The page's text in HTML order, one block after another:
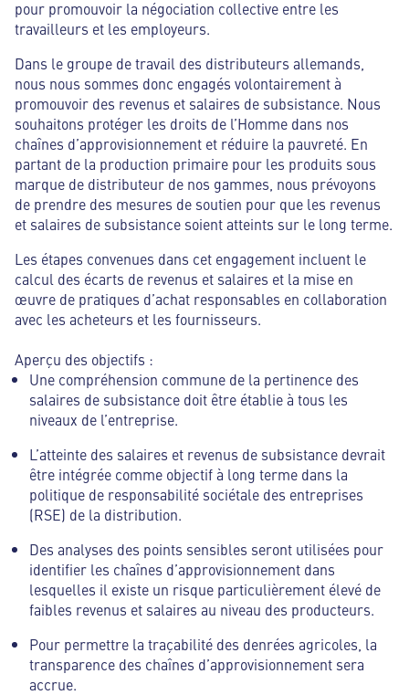
pour promouvoir la négociation collective entre les
travailleurs et les employeurs.
Dans le groupe de travail des distributeurs allemands,
nous nous sommes donc engagés volontairement à
promouvoir des revenus et salaires de subsistance. Nous
souhaitons protéger les droits de l’Homme dans nos
chaînes d’approvisionnement et réduire la pauvreté. En
partant de la production primaire pour les produits sous
marque de distributeur de nos gammes, nous prévoyons
de prendre des mesures de soutien pour que les revenus
et salaires de subsistance soient atteints sur le long terme.
Les étapes convenues dans cet engagement incluent le
calcul des écarts de revenus et salaires et la mise en
œuvre de pratiques d’achat responsables en collaboration
avec les acheteurs et les fournisseurs.
Aperçu des objectifs :
Une compréhension commune de la pertinence des
salaires de subsistance doit être établie à tous les
niveaux de l’entreprise.
L’atteinte des salaires et revenus de subsistance devrait
être intégrée comme objectif à long terme dans la
politique de responsabilité sociétale des entreprises
(RSE) de la distribution.
Des analyses des points sensibles seront utilisées pour
identifier les chaînes d’approvisionnement dans
lesquelles il existe un risque particulièrement élevé de
faibles revenus et salaires au niveau des producteurs.
Pour permettre la traçabilité des denrées agricoles, la
transparence des chaînes d’approvisionnement sera
accrue.